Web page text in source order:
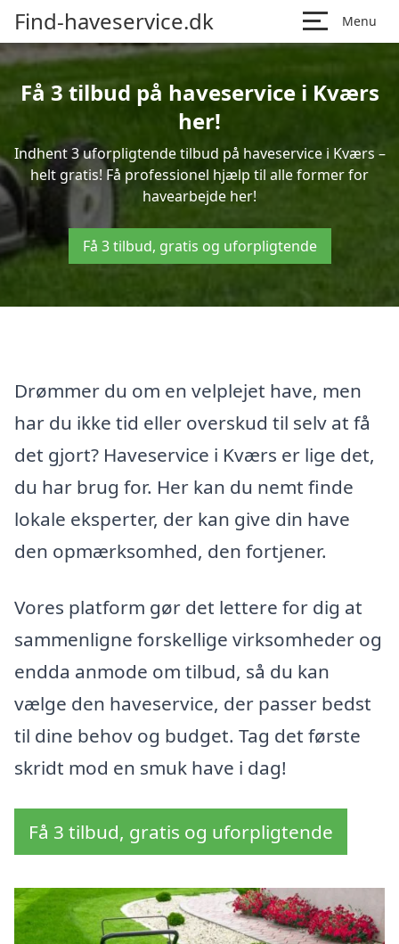
Find-haveservice.dk Menu
Få 3 tilbud på haveservice i Kværs
her!
Indhent 3 uforpligtende tilbud på haveservice i Kværs –
helt gratis! Få professionel hjælp til alle former for
havearbejde her!
Få 3 tilbud, gratis og uforpligtende
Drømmer du om en velplejet have, men
har du ikke tid eller overskud til selv at få
det gjort? Haveservice i Kværs er lige det,
du har brug for. Her kan du nemt finde
lokale eksperter, der kan give din have
den opmærksomhed, den fortjener.
Vores platform gør det lettere for dig at
sammenligne forskellige virksomheder og
endda anmode om tilbud, så du kan
vælge den haveservice, der passer bedst
til dine behov og budget. Tag det første
skridt mod en smuk have i dag!
Få 3 tilbud, gratis og uforpligtende